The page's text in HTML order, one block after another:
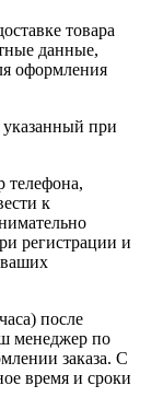
товара
данные,
оформления
указанный при
телефона,
к
регистрации и
после
менеджер по
заказа. С
время и сроки